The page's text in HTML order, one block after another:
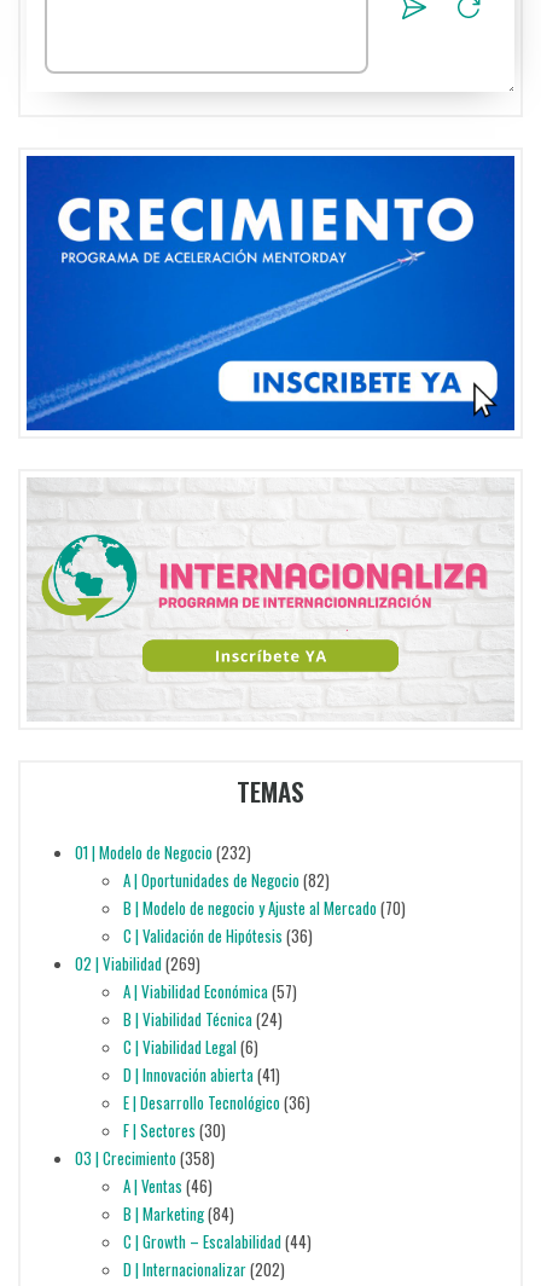
TEMAS
01 | Modelo de Negocio(232)
A | Oportunidades de Negocio(82)
B | Modelo de negocio y Ajuste al Mercado(70)
C | Validación de Hipótesis (36)
02 | Viabilidad(269)
A | Viabilidad Económica(57)
B | Viabilidad Técnica(24)
C | Viabilidad Legal(6)
D | Innovación abierta(41)
E | Desarrollo Tecnológico(36)
F | Sectores (30)
03 | Crecimiento(358)
A | Ventas (46)
B | Marketing(84)
C | Growth – Escalabilidad(44)
D | Internacionalizar(202)